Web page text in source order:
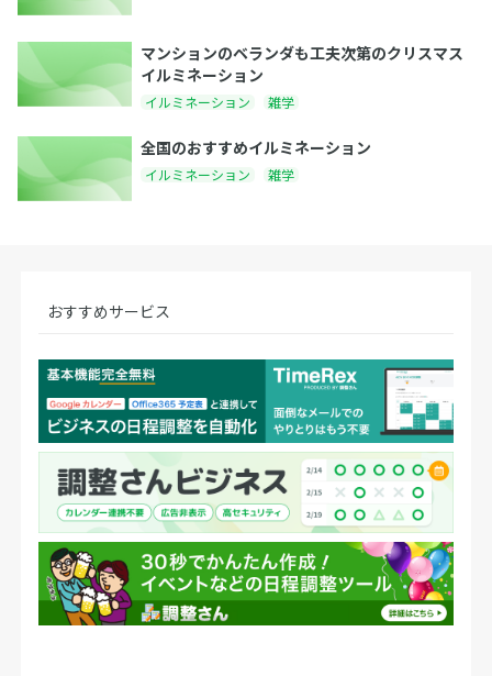
マンションのベランダも工夫次第のクリスマス
イルミネーション
イルミネーション 雑学
全国のおすすめイルミネーション
イルミネーション 雑学
おすすめサービス